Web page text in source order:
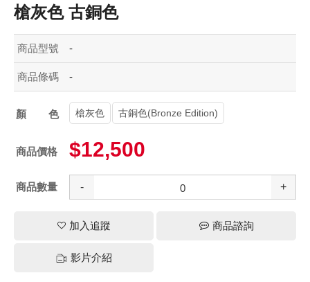
槍灰色 古銅色
商品型號 -
商品條碼 -
顏色槍灰色 古銅色(Bronze Edition)
商品價格 $12,500
商品數量 - +
加入追蹤 商品諮詢
影片介紹